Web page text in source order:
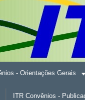
- Orientações Gerais
ITR Convênios -